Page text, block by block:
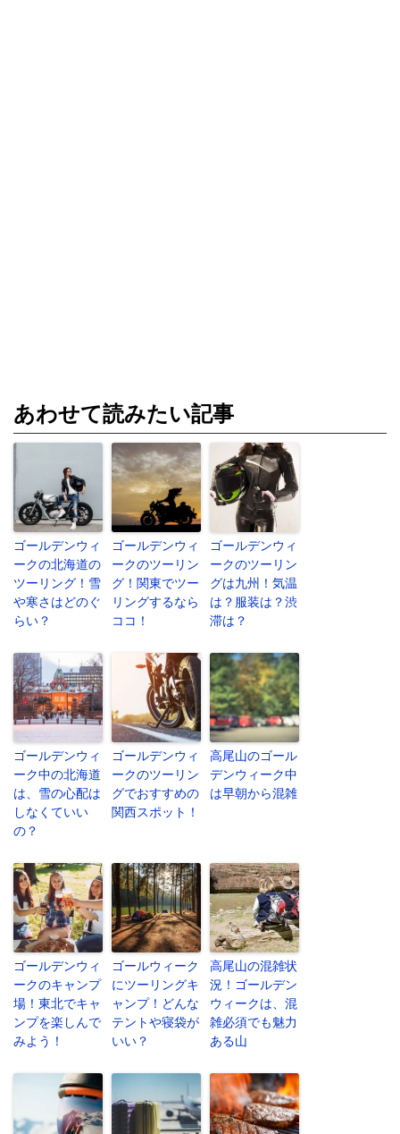
あわせて読みたい記事
ゴールデンウィ
ークの北海道の
ツーリング！雪
や寒さはどのぐ
らい？
ゴールデンウィ
ークのツーリン
グ！関東でツー
リングするなら
ココ！
ゴールデンウィ
ークのツーリン
グは九州！気温
は？服装は？渋
滞は？
ゴールデンウィ
ーク中の北海道
は、雪の心配は
しなくていい
の？
ゴールデンウィ
ークのツーリン
グでおすすめの
関西スポット！
高尾山のゴール
デンウィーク中
は早朝から混雑
ゴールデンウィ
ークのキャンプ
場！東北でキャ
ンプを楽しんで
みよう！
ゴールウィーク
にツーリングキ
ャンプ！どんな
テントや寝袋が
いい？
高尾山の混雑状
況！ゴールデン
ウィークは、混
雑必須でも魅力
ある山